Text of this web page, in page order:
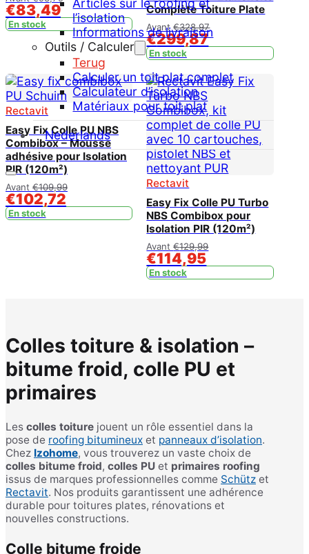
l’isolation
Informations de livraison
Outils / Calculer
Terug
Calculer un toit plat complet
Calculateur d’isolation
Matériaux pour toit plat
Nederlands
€83,49
En stock
Complète Toiture Plate
Avant€328,97
€299,87
En stock
Rectavit
Easy Fix Colle PU NBS
Combibox – Mousse
adhésive pour Isolation
PIR (120m²)
Avant €109,99
€102,72
En stock
Rectavit
Easy Fix Colle PU Turbo
NBS Combibox pour
Isolation PIR (120m²)
Avant€129,99
€114,95
En stock
Colles toiture & isolation –
bitume froid, colle PU et
primaires
Les colles toiture jouent un rôle essentiel dans la
pose de roofing bitumineux et panneaux d’isolation.
Chez Izohome, vous trouverez un vaste choix de
colles bitume froid, colles PU et primaires roofing
issus de marques professionnelles comme Schütz et
Rectavit. Nos produits garantissent une adhérence
durable pour toitures plates, rénovations et
nouvelles constructions.
Colle bitume froide